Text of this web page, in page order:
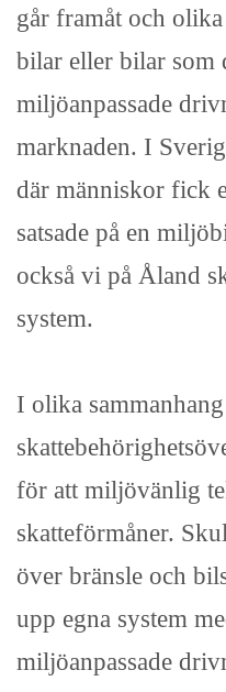
går framåt och
bilar eller bilar som
miljöanpassade
marknaden. I
där människor fick
satsade på en
också vi på Åland
system.
I olika
för att miljövänlig
skatteförmåner.
över bränsle och
upp egna system
miljöanpassade